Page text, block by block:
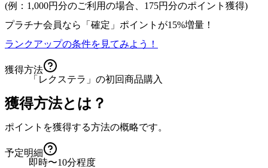
(例：1,000円分のご利用の場合、 175円分のポイント獲得)
プラチナ会員なら
「確定」 ポイントが15%増量！
ランクアップの条件を見てみよう！
獲得方法
「レクステラ」の初回商品購入
獲得方法とは？
ポイントを獲得する方法の概略です。
予定明細
即時〜10分程度